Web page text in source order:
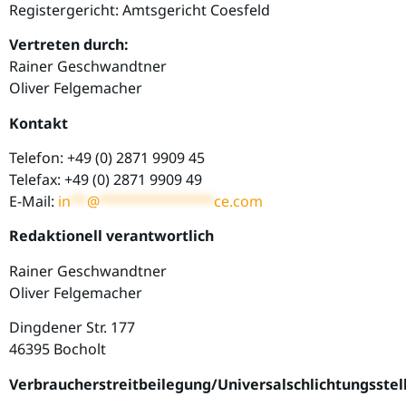
Registergericht: Amtsgericht Coesfeld
Vertreten durch:
Rainer Geschwandtner
Oliver Felgemacher
Kontakt
Telefon: +49 (0) 2871 9909 45
Telefax: +49 (0) 2871 9909 49
E-Mail: in**@**************ce.com
Redaktionell verantwortlich
Rainer Geschwandtner
Oliver Felgemacher
Dingdener Str. 177
46395 Bocholt
Verbraucher­streit­beilegung/